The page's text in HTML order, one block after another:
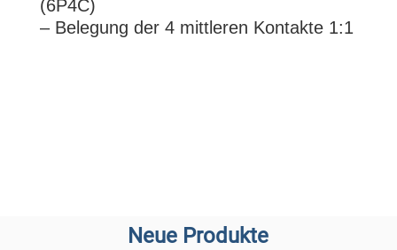
(6P4C)
– Belegung der 4 mittleren Kontakte 1:1
Neue Produkte